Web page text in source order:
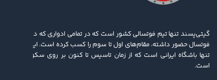
گیتی‌پسند تنها تیم فوتسالی کشور است که در تمامی ادواری که در لیگ برتر
فوتسال حضور داشته، مقام‌های اول تا سوم را کسب کرده ‌است. این باشگاه
تنها باشگاه ایرانی است که از زمان تاسیس تا کنون بر روی سکو ایستاده
است.